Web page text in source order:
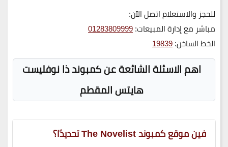
للحجز والاستعلام اتصل الآن:
مباشر مع إدارة المبيعات:01283809999
الخط الساخن:19839
اهم الاسئلة الشائعة عن كمبوند ذا نوفليست
هايتس المقطم
فين موقع كمبوند The Novelist تحديدًا؟